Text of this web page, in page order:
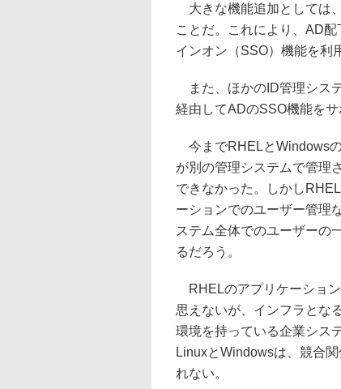
大きな機能追加としては
ことだ。これにより、AD
インオン（SSO）機能を利
また、ほかのID管理シス
経由してADのSSO機能をサ
今までRHELとWindows
が別の管理システムで管理
できなかった。しかし
ーションでのユーザー管理
ステム全体でのユーザーの
るだろう。
RHELのアプリケーショ
思えないが、インフラとな
環境を持っている企業シス
LinuxとWindowsは、競合
れない。